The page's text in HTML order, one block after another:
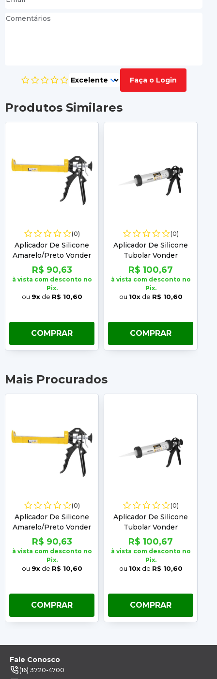
Faça o Login
Produtos Similares
(0)
Aplicador De Silicone
Amarelo/Preto Vonder
R$ 90,63
à vista com desconto no
Pix.
ou 9xde R$ 10,60
COMPRAR
(0)
Aplicador De Silicone
Tubolar Vonder
R$ 100,67
à vista com desconto no
Pix.
ou 10xde R$ 10,60
COMPRAR
Mais Procurados
(0)
Aplicador De Silicone
Amarelo/Preto Vonder
R$ 90,63
à vista com desconto no
Pix.
ou 9xde R$ 10,60
COMPRAR
(0)
Aplicador De Silicone
Tubolar Vonder
R$ 100,67
à vista com desconto no
Pix.
ou 10xde R$ 10,60
COMPRAR
Fale Conosco
(16) 3720-4700